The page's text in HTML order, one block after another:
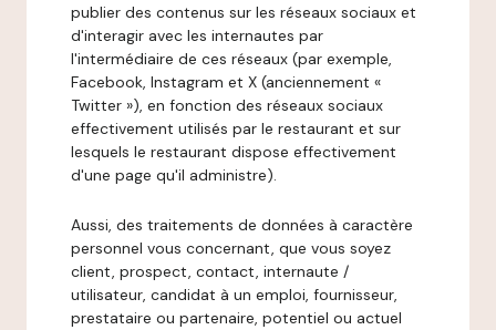
publier des contenus sur les réseaux sociaux et
d'interagir avec les internautes par
l'intermédiaire de ces réseaux (par exemple,
Facebook, Instagram et X (anciennement «
Twitter »), en fonction des réseaux sociaux
effectivement utilisés par le restaurant et sur
lesquels le restaurant dispose effectivement
d'une page qu'il administre).
Aussi, des traitements de données à caractère
personnel vous concernant, que vous soyez
client, prospect, contact, internaute /
utilisateur, candidat à un emploi, fournisseur,
prestataire ou partenaire, potentiel ou actuel